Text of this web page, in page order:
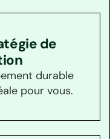
de
durable
pour vous.